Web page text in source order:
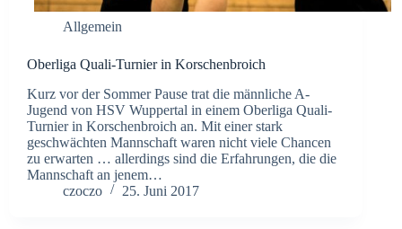
Allgemein
Oberliga Quali-Turnier in Korschenbroich
Kurz vor der Sommer Pause trat die männliche A-
Jugend von HSV Wuppertal in einem Oberliga Quali-
Turnier in Korschenbroich an. Mit einer stark
geschwächten Mannschaft waren nicht viele Chancen
zu erwarten … allerdings sind die Erfahrungen, die die
Mannschaft an jenem…
czoczo
25. Juni 2017